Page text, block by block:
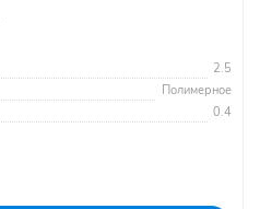
2.5
Полимерное
0.4